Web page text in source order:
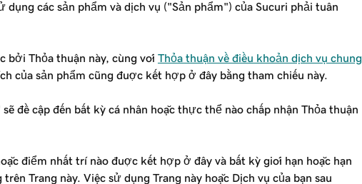
các sản phẩm và dịch vụ ("Sản phẩm") của Sucuri phải tuân
bởi Thỏa thuận này, cùng với Thỏa thuận về điều khoản dịch vụ chung
của sản phẩm cũng được kết hợp ở đây bằng tham chiếu này.
đề cập đến bất kỳ cá nhân hoặc thực thể nào chấp nhận Thỏa thuận
điểm nhất trí nào được kết hợp ở đây và bất kỳ giới hạn hoặc hạn
Trang này. Việc sử dụng Trang này hoặc Dịch vụ của bạn sau